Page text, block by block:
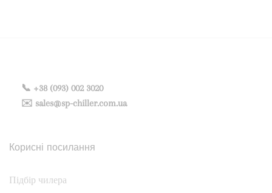
📞 +38 (093) 002 3020
✉️ sales@sp-chiller.com.ua
Корисні посилання
Підбір чилера